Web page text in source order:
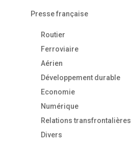
Presse française
Routier
Ferroviaire
Aérien
Développement durable
Economie
Numérique
Relations transfrontalières
Divers